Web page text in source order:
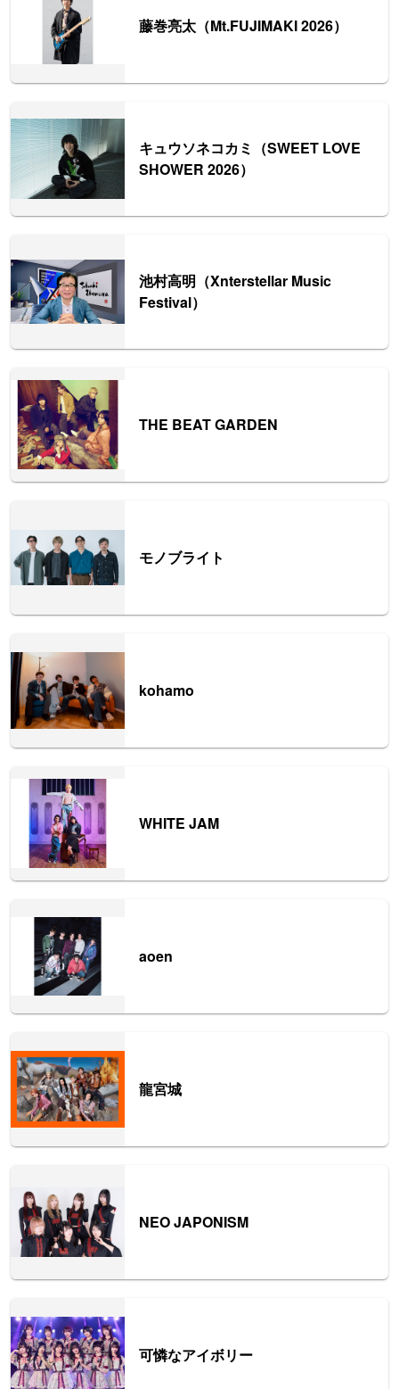
藤巻亮太（Mt.FUJIMAKI 2026）
キュウソネコカミ（SWEET LOVE
SHOWER 2026）
池村高明（Xnterstellar Music
Festival）
THE BEAT GARDEN
モノブライト
kohamo
WHITE JAM
aoen
龍宮城
NEO JAPONISM
可憐なアイボリー